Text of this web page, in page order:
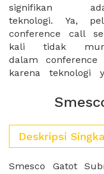
signifikan
teknologi. Ya,
conference call
kali tidak
dalam conference
karena teknologi
dengan segala
yang
meeting jarak jauh
terlaksana
Deskripsi
Smesco Gatot
pertemuan yang